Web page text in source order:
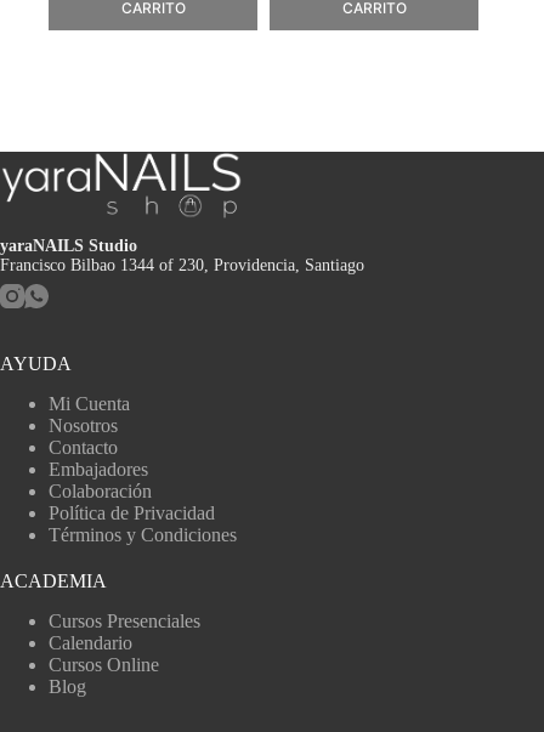
CARRITO
CARRITO
yaraNAILS Studio
Francisco Bilbao 1344 of 230, Providencia, Santiago
AYUDA
Mi Cuenta
Nosotros
Contacto
Embajadores
Colaboración
Política de Privacidad
Términos y Condiciones
ACADEMIA
Cursos Presenciales
Calendario
Cursos Online
Blog